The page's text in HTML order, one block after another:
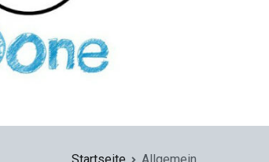
Startseite Allgemein